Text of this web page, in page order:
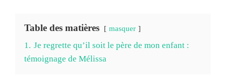
Table des matières masquer
1. Je regrette qu’il soit le père de mon enfant :
témoignage de Mélissa